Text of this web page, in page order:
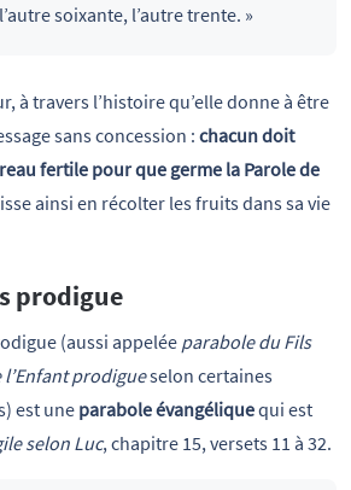
soixante, l’autre trente. »
à travers l’histoire qu’elle donne à être
sans concession : chacun doit
fertile pour que germe la Parole de
ainsi en récolter les fruits dans sa vie
prodigue
(aussi appelée parabole du Fils
prodigueselon certaines
est une parabole évangéliquequi est
selon Luc, chapitre 15, versets 11 à 32.